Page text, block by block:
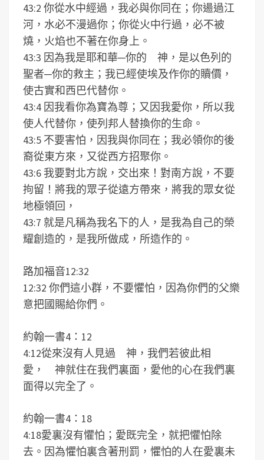
43:2 你從水中經過，我必與你同在；你逿過江
河，水必不漫過你；你從火中行過，必不被
燒，火焰也不著在你身上。
43:3 因為我是耶和華─你的 神，是以色列的
聖者─你的救主；我已經使埃及作你的贖價，
使古實和西巴代替你。
43:4 因我看你為寶為尊；又因我愛你，所以我
使人代替你，使列邦人替換你的生命。
43:5 不要害怕，因我與你同在；我必領你的後
裔從東方來，又從西方招聚你。
43:6 我要對北方說，交出來！對南方說，不要
拘留！將我的眾子從遠方帶來，將我的眾女從
地極領回，
43:7 就是凡稱為我名下的人，是我為自己的榮
耀創造的，是我所做成，所造作的。
路加福音12:32
12:32 你們這小群，不要懼怕，因為你們的父樂
意把國賜給你們。
約翰一書4：12
4:12從來沒有人見過 神，我們若彼此相
愛， 神就住在我們裏面，愛他的心在我們裏
面得以完全了。
約翰一書4：18
4:18愛裏沒有懼怕；愛既完全，就把懼怕除
去。因為懼怕裏含著刑罰，懼怕的人在愛裏未